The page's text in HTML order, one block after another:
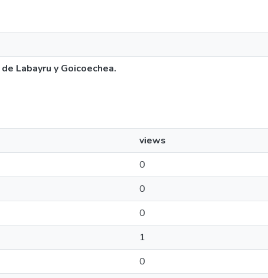
Labayru y Goicoechea.
views
0
0
0
1
0